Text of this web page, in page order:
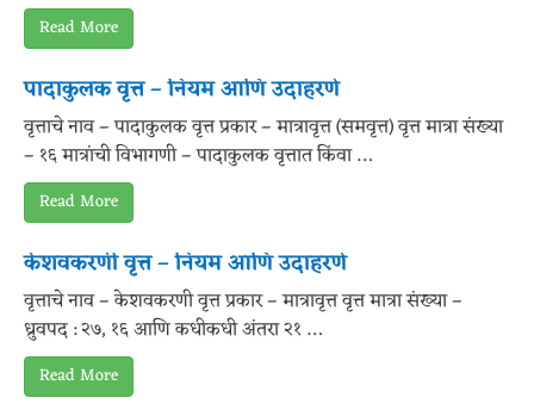
Read More
पादाकुलक वृत्त – नियम आणि उदाहरणे
वृत्ताचे नाव – पादाकुलक वृत्त प्रकार – मात्रावृत्त (समवृत्त) वृत्त मात्रा संख्या
– १६ मात्रांची विभागणी – पादाकुलक वृत्तात किंवा …
Read More
केशवकरणी वृत्त – नियम आणि उदाहरणे
वृत्ताचे नाव – केशवकरणी वृत्त प्रकार – मात्रावृत्त वृत्त मात्रा संख्या –
ध्रुवपद : २७, १६ आणि कधीकधी अंतरा २१ …
Read More